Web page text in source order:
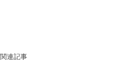
関連記事